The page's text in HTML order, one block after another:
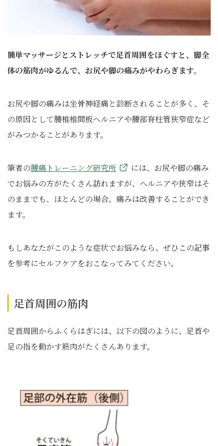
簡単マッサージとストレッチで足首周囲をほぐすと、脚全
体の筋肉がゆるんで、お尻や脚の痛みがやわらぎます。
お尻や脚の痛みは坐骨神経痛と診断されることが多く、そ
の原因として腰椎椎間板ヘルニアや腰部脊柱管狭窄症など
がみつかることがあります。
筆者の腰痛トレーニング研究所
には、お尻や脚の痛み
でお悩みの方がたくさん訪れますが、ヘルニアや狭窄はそ
のままでも、ほとんどの場合、痛みは改善することができ
ます。
もしあなたがこのような症状でお悩みなら、ぜひこの記事
を参考にセルフケアをおこなってみてください。
足首周囲の筋肉
足首周囲からふくらはぎには、以下の図のように、足首や
足の指を動かす筋肉がたくさんあります。